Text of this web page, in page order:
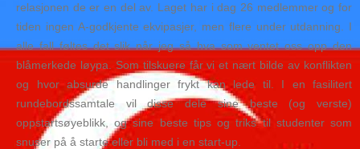
relasjonen de er en del av. Laget har i dag 26 medlemmer og for
tiden ingen A-godkjente ekvipasjer, men flere under utdanning. I
alle fall føltes det slik når jeg så hva som ventet oss opp den
blåmerkede løypa. Som tilskuere får vi et nært bilde av konflikten
og hvor absurde handlinger frykt kan lede til. I en fasilitert
rundebordssamtale vil disse dele sine beste (og verste)
oppstartsøyeblikk, og sine beste tips og triks til studenter som
snuser på å starte eller bli med i en start-up.